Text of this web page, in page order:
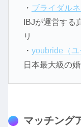
・ ブライダルネ
IBJが運営する
リ
・ youbride（ユ
日本最大級の
マッチング